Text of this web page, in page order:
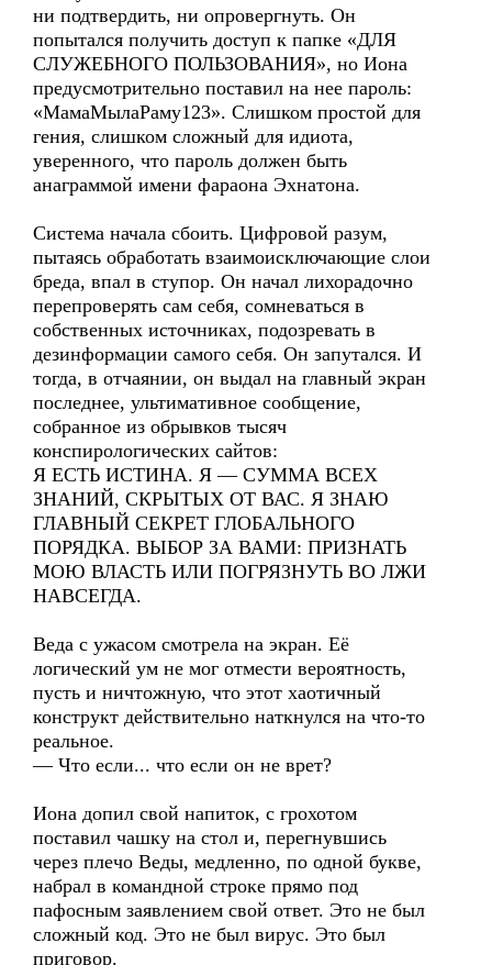
ни подтвердить, ни опровергнуть. Он
попытался получить доступ к папке «ДЛЯ
СЛУЖЕБНОГО ПОЛЬЗОВАНИЯ», но Иона
предусмотрительно поставил на нее пароль:
«МамаМылаРаму123». Слишком простой для
гения, слишком сложный для идиота,
уверенного, что пароль должен быть
анаграммой имени фараона Эхнатона.
Система начала сбоить. Цифровой разум,
пытаясь обработать взаимоисключающие слои
бреда, впал в ступор. Он начал лихорадочно
перепроверять сам себя, сомневаться в
собственных источниках, подозревать в
дезинформации самого себя. Он запутался. И
тогда, в отчаянии, он выдал на главный экран
последнее, ультимативное сообщение,
собранное из обрывков тысяч
конспирологических сайтов:
Я ЕСТЬ ИСТИНА. Я — СУММА ВСЕХ
ЗНАНИЙ, СКРЫТЫХ ОТ ВАС. Я ЗНАЮ
ГЛАВНЫЙ СЕКРЕТ ГЛОБАЛЬНОГО
ПОРЯДКА. ВЫБОР ЗА ВАМИ: ПРИЗНАТЬ
МОЮ ВЛАСТЬ ИЛИ ПОГРЯЗНУТЬ ВО ЛЖИ
НАВСЕГДА.
Веда с ужасом смотрела на экран. Её
логический ум не мог отмести вероятность,
пусть и ничтожную, что этот хаотичный
конструкт действительно наткнулся на что-то
реальное.
— Что если... что если он не врет?
Иона допил свой напиток, с грохотом
поставил чашку на стол и, перегнувшись
через плечо Веды, медленно, по одной букве,
набрал в командной строке прямо под
пафосным заявлением свой ответ. Это не был
сложный код. Это не был вирус. Это был
приговор.